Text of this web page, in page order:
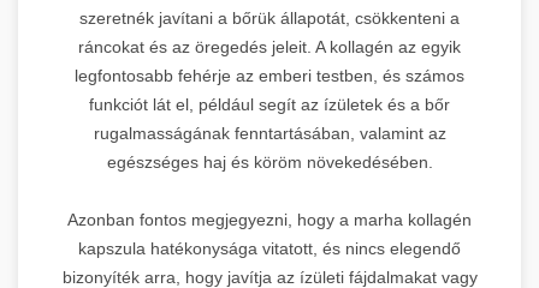
szeretnék javítani a bőrük állapotát, csökkenteni a
ráncokat és az öregedés jeleit. A kollagén az egyik
legfontosabb fehérje az emberi testben, és számos
funkciót lát el, például segít az ízületek és a bőr
rugalmasságának fenntartásában, valamint az
egészséges haj és köröm növekedésében.
Azonban fontos megjegyezni, hogy a marha kollagén
kapszula hatékonysága vitatott, és nincs elegendő
bizonyíték arra, hogy javítja az ízületi fájdalmakat vagy